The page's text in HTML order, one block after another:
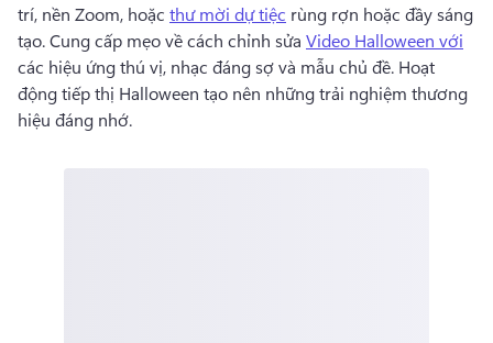
trí, nền Zoom, hoặc thư mời dự tiệc rùng rợn hoặc đầy sáng
tạo. Cung cấp mẹo về cách chỉnh sửa Video Halloween với
các hiệu ứng thú vị, nhạc đáng sợ và mẫu chủ đề. Hoạt
động tiếp thị Halloween tạo nên những trải nghiệm thương
hiệu đáng nhớ.